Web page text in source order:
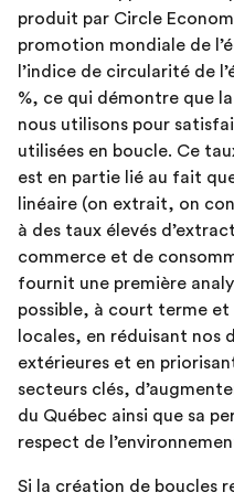
produit par Circle
promotion mondiale de
l’indice de circularité de
%, ce qui démontre que
nous utilisons pour
utilisées en boucle. Ce
est en partie lié au fait
linéaire (on extrait, on
à des taux élevés
commerce et de
fournit une première
possible, à court terme
locales, en réduisant nos
extérieures et en
secteurs clés,
du Québec ainsi que sa
respect de
Si la création de boucles